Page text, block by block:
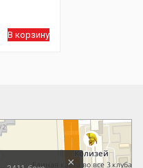
В корзину